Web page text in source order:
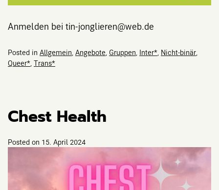
Anmelden bei tin-jonglieren@web.de
Posted in Allgemein Angebote Gruppen Inter* Nicht-binär
Queer* Trans*
Chest Health
Posted on 15. April 2024